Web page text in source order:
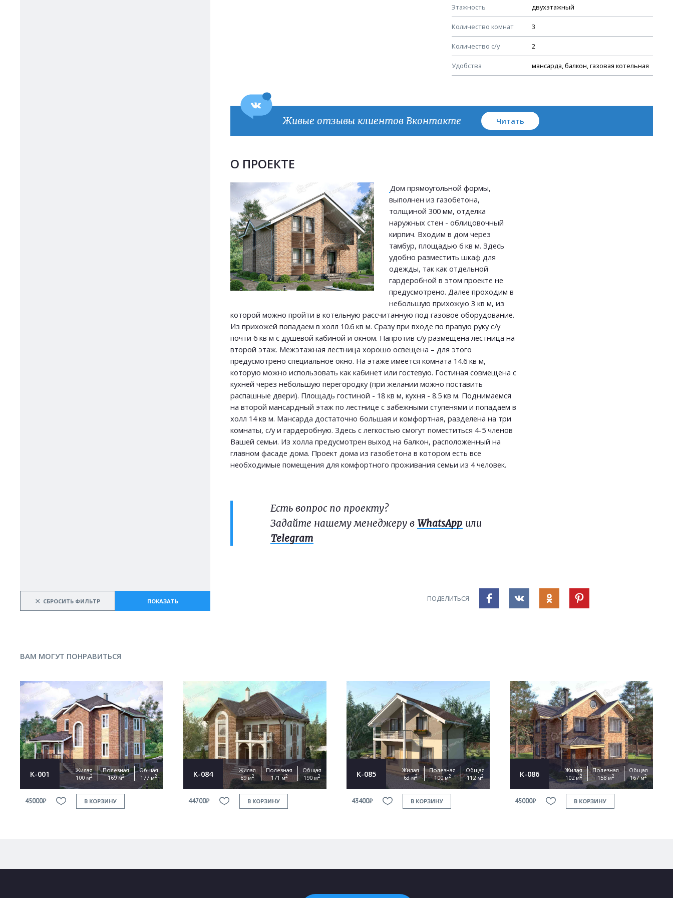
× СБРОСИТЬ ФИЛЬТР ПОКАЗАТЬ
Этажность двухэтажный
Количество комнат 3
Количество с/у 2
Удобства мансарда, балкон, газовая котельная
Узлы устройства кровли
План кровли
Живые отзывы клиентов Вконтакте Читать
О ПРОЕКТЕ
Дом прямоугольной формы,
выполнен из газобетона,
толщиной 300 мм, отделка
наружных стен - облицовочный
кирпич. Входим в дом через
тамбур, площадью 6 кв м. Здесь
удобно разместить шкаф для
одежды, так как отдельной
гардеробной в этом проекте не
предусмотрено. Далее проходим в
небольшую прихожую 3 кв м, из
которой можно пройти в котельную рассчитанную под газовое оборудование.
Из прихожей попадаем в холл 10.6 кв м. Сразу при входе по правую руку с/у
почти 6 кв м с душевой кабиной и окном. Напротив с/у размещена лестница на
второй этаж. Межэтажная лестница хорошо освещена – для этого
предусмотрено специальное окно. На этаже имеется комната 14.6 кв м,
которую можно использовать как кабинет или гостевую. Гостиная совмещена с
кухней через небольшую перегородку (при желании можно поставить
распашные двери). Площадь гостиной - 18 кв м, кухня - 8.5 кв м. Поднимаемся
на второй мансардный этаж по лестнице с забежными ступенями и попадаем в
холл 14 кв м. Мансарда достаточно большая и комфортная, разделена на три
комнаты, с/у и гардеробную. Здесь с легкостью смогут поместиться 4-5 членов
Вашей семьи. Из холла предусмотрен выход на балкон, расположенный на
главном фасаде дома. Проект дома из газобетона в котором есть все
необходимые помещения для комфортного проживания семьи из 4 человек.
Есть вопрос по проекту?
Задайте нашему менеджеру в WhatsApp или
Telegram
ПОДЕЛИТЬСЯ
ВАМ МОГУТ ПОНРАВИТЬСЯ
К-001
Жилая
100 м2
Полезная
169 м2
Общая
177 м2
45000₽ В КОРЗИНУ
К-084
Жилая
89 м2
Полезная
171 м2
Общая
190 м2
44700₽ В КОРЗИНУ
К-085
Жилая
63 м2
Полезная
100 м2
Общая
112 м2
43400₽ В КОРЗИНУ
К-086
Жилая
102 м2
Полезная
158 м2
Общая
167 м2
45000₽ В КОРЗИНУ
Прикрепить файл
Согласен на обработку персональных данных
ОТПРАВИТЬ
Прикрепить файл
Согласен на обработку персональных данных
This site is protected by reCAPTCHA and the GooglePrivacy Policy and Terms of Service
apply.
ОТПРАВИТЬ